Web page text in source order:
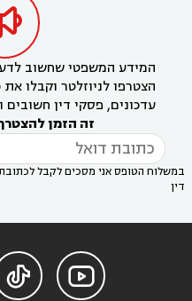
המידע המשפטי שחשוב
הצטרפו לניוזלטר וקבלו
עדכונים, פסקי דין חשובים
זה הזמן
במשלוח הטופס אני מסכים לקבל
דין

